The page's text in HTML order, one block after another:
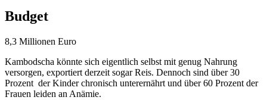
Budget
8,3 Millionen Euro
Kambodscha könnte sich eigentlich selbst mit genug Nahrung
versorgen, exportiert derzeit sogar Reis. Dennoch sind über 30
Prozent der Kinder chronisch unterernährt und über 60 Prozent der
Frauen leiden an Anämie.